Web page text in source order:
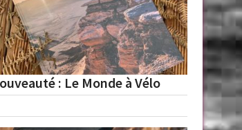
: Le Monde à Vélo